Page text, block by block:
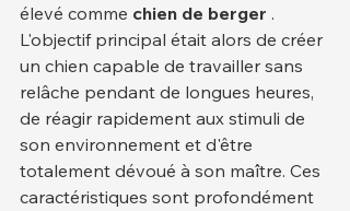
élevé comme chien de berger .
L'objectif principal était alors de créer
un chien capable de travailler sans
relâche pendant de longues heures,
de réagir rapidement aux stimuli de
son environnement et d'être
totalement dévoué à son maître. Ces
caractéristiques sont profondément